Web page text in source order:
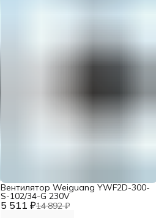
5 511 ₽14 892 ₽
Вентилятор Weiguang YWF2D-300-
S-102/34-G 230V